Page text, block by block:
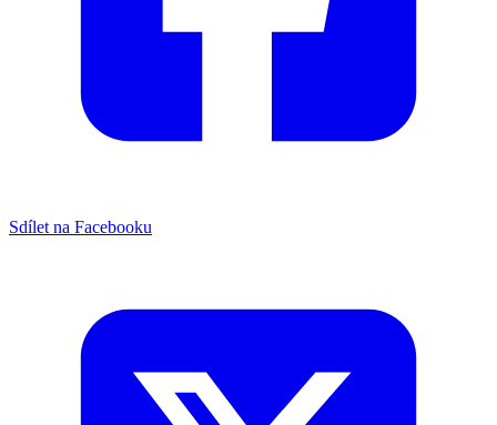
Sdílet na Facebooku